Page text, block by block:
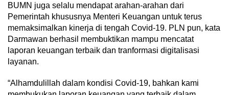
BUMN juga selalu mendapat arahan-arahan dari
Pemerintah khususnya Menteri Keuangan untuk terus
memaksimalkan kinerja di tengah Covid-19. PLN pun, kata
Darmawan berhasil membuktikan mampu mencatat
laporan keuangan terbaik dan tranformasi digitalisasi
layanan.
“Alhamdulillah dalam kondisi Covid-19, bahkan kami